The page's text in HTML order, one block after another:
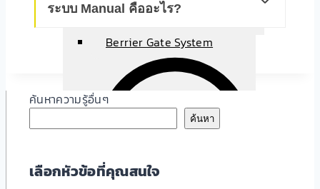
Berrier Gate System
ระบบ Manual คืออะไร?
ค้นหาความรู้อื่นๆ
ค้นหา
เลือกหัวข้อที่คุณสนใจ